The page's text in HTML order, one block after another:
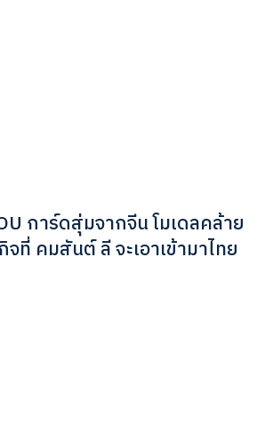
การ์ดสุ่มจากจีน โมเดลคล้าย
จที่ คมสันต์ ลี จะเอาเข้ามาไทย